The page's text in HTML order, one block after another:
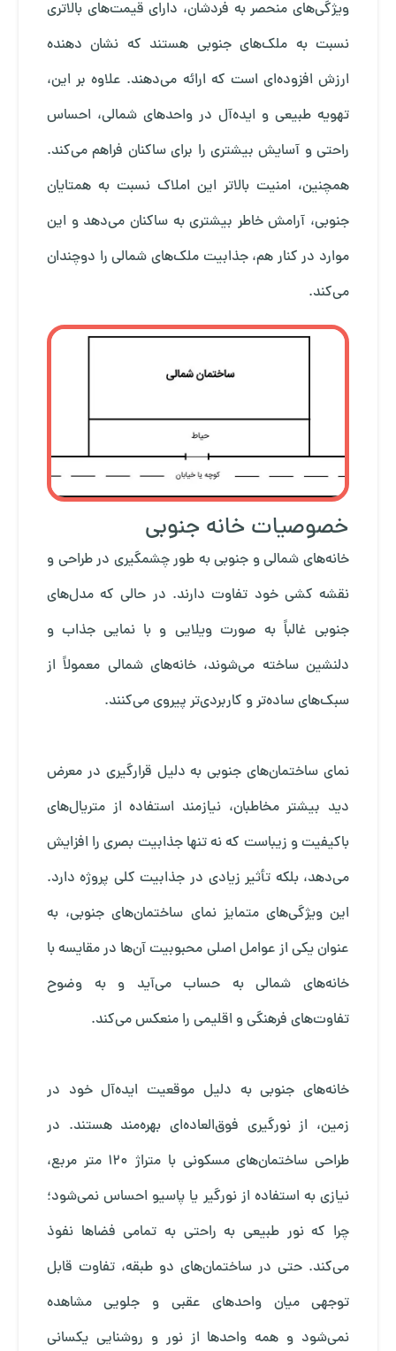
ویژگی‌های منحصر به فردشان، دارای قیمت‌های بالاتری
نسبت به ملک‌های جنوبی هستند که نشان‌ دهنده
ارزش افزوده‌ای است که ارائه می‌دهند. علاوه بر این،
تهویه طبیعی و ایده‌آل در واحدهای شمالی، احساس
راحتی و آسایش بیشتری را برای ساکنان فراهم می‌کند.
همچنین، امنیت بالاتر این املاک نسبت به همتایان
جنوبی، آرامش خاطر بیشتری به ساکنان می‌دهد و این
موارد در کنار هم، جذابیت ملک‌های شمالی را دوچندان
می‌کند.
خصوصیات خانه جنوبی
خانه‌های شمالی و جنوبی به طور چشمگیری در طراحی و
نقشه‌ کشی خود تفاوت دارند. در حالی که مدل‌های
جنوبی غالباً به صورت ویلایی و با نمایی جذاب و
دلنشین ساخته می‌شوند، خانه‌های شمالی معمولاً از
سبک‌های ساده‌تر و کاربردی‌تر پیروی می‌کنند.
نمای ساختمان‌های جنوبی به دلیل قرارگیری در معرض
دید بیشتر مخاطبان، نیازمند استفاده از متریال‌های
باکیفیت و زیباست که نه ‌تنها جذابیت بصری را افزایش
می‌دهد، بلکه تأثیر زیادی در جذابیت کلی پروژه دارد.
این ویژگی‌های متمایز نمای ساختمان‌های جنوبی، به
عنوان یکی از عوامل اصلی محبوبیت آن‌ها در مقایسه با
خانه‌های شمالی به حساب می‌آید و به وضوح
تفاوت‌های فرهنگی و اقلیمی را منعکس می‌کند.
خانه‌های جنوبی به دلیل موقعیت ایده‌آل خود در
زمین، از نورگیری فوق‌العاده‌ای بهره‌مند هستند. در
طراحی ساختمان‌های مسکونی با متراژ 120 متر مربع،
نیازی به استفاده از نورگیر یا پاسیو احساس نمی‌شود؛
چرا که نور طبیعی به راحتی به تمامی فضاها نفوذ
می‌کند. حتی در ساختمان‌های دو طبقه، تفاوت قابل
توجهی میان واحدهای عقبی و جلویی مشاهده
نمی‌شود و همه واحدها از نور و روشنایی یکسانی